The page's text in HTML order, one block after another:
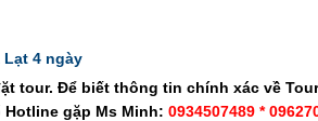
Lạt 4 ngày
tour. Để biết thông tin chính xác về
gặp Ms Minh: 0934507489 *